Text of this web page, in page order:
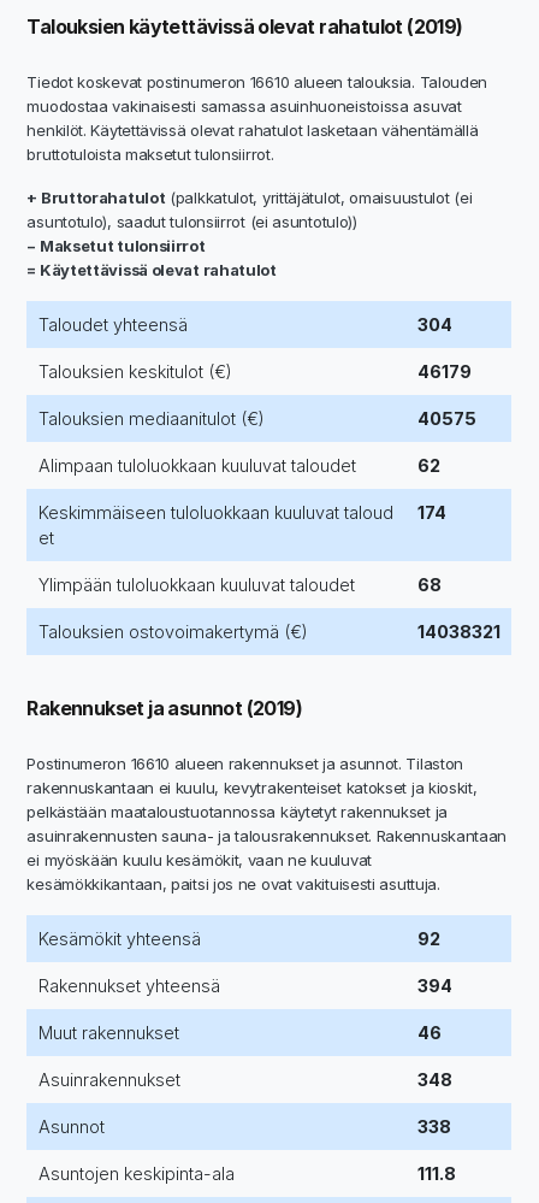
Talouksien käytettävissä olevat rahatulot (2019)
Tiedot koskevat postinumeron 16610 alueen talouksia. Talouden
muodostaa vakinaisesti samassa asuinhuoneistoissa asuvat
henkilöt. Käytettävissä olevat rahatulot lasketaan vähentämällä
bruttotuloista maksetut tulonsiirrot.
+ Bruttorahatulot (palkkatulot, yrittäjätulot, omaisuustulot (ei
asuntotulo), saadut tulonsiirrot (ei asuntotulo))
− Maksetut tulonsiirrot
= Käytettävissä olevat rahatulot
Taloudet yhteensä 304
Talouksien keskitulot (€) 46179
Talouksien mediaanitulot (€) 40575
Alimpaan tuloluokkaan kuuluvat taloudet 62
Keskimmäiseen tuloluokkaan kuuluvat taloud
et
174
Ylimpään tuloluokkaan kuuluvat taloudet 68
Talouksien ostovoimakertymä (€) 14038321
Rakennukset ja asunnot (2019)
Postinumeron 16610 alueen rakennukset ja asunnot. Tilaston
rakennuskantaan ei kuulu, kevytrakenteiset katokset ja kioskit,
pelkästään maataloustuotannossa käytetyt rakennukset ja
asuinrakennusten sauna- ja talousrakennukset. Rakennuskantaan
ei myöskään kuulu kesämökit, vaan ne kuuluvat
kesämökkikantaan, paitsi jos ne ovat vakituisesti asuttuja.
Kesämökit yhteensä 92
Rakennukset yhteensä 394
Muut rakennukset 46
Asuinrakennukset 348
Asunnot 338
Asuntojen keskipinta-ala 111.8